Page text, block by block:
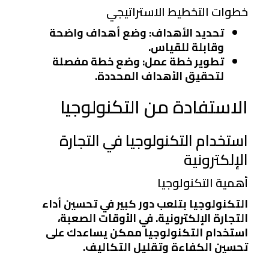
خطوات التخطيط الاستراتيجي
تحديد الأهداف: وضع أهداف واضحة
وقابلة للقياس.
تطوير خطة عمل: وضع خطة مفصلة
لتحقيق الأهداف المحددة.
الاستفادة من التكنولوجيا
استخدام التكنولوجيا في التجارة
الإلكترونية
أهمية التكنولوجيا
التكنولوجيا بتلعب دور كبير في تحسين أداء
التجارة الإلكترونية. في الأوقات الصعبة،
استخدام التكنولوجيا ممكن يساعدك على
تحسين الكفاءة وتقليل التكاليف.